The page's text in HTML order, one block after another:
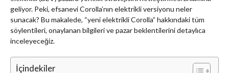
geliyor. Peki, efsanevi Corolla’nın elektrikli versiyonu neler
sunacak? Bu makalede, “yeni elektrikli Corolla” hakkındaki tüm
söylentileri, onaylanan bilgileri ve pazar beklentilerini detaylıca
inceleyeceğiz.
İçindekiler